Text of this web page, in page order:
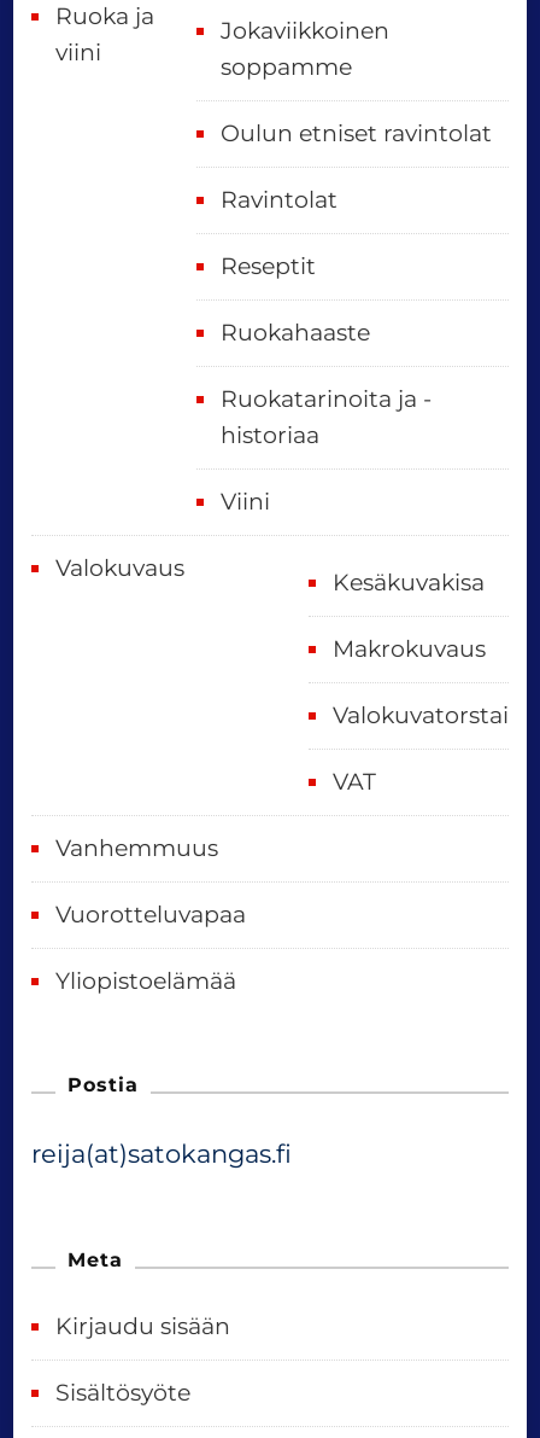
Ruoka ja
viini
Jokaviikkoinen
soppamme
Oulun etniset ravintolat
Ravintolat
Reseptit
Ruokahaaste
Ruokatarinoita ja -
historiaa
Viini
Valokuvaus
Kesäkuvakisa
Makrokuvaus
Valokuvatorstai
VAT
Vanhemmuus
Vuorotteluvapaa
Yliopistoelämää
Postia
reija(at)satokangas.fi
Meta
Kirjaudu sisään
Sisältösyöte